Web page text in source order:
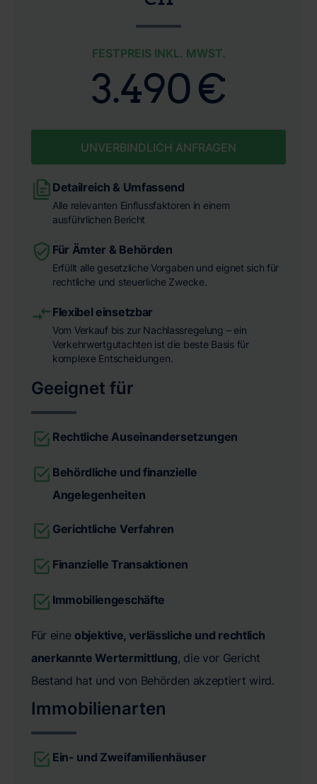
FESTPREIS INKL. MWST.
3.490 €
UNVERBINDLICH ANFRAGEN
Detailreich & Umfassend
Alle relevanten Einflussfaktoren in einem
ausführlichen Bericht
Für Ämter & Behörden
Erfüllt alle gesetzliche Vorgaben und eignet sich für
rechtliche und steuerliche Zwecke.
Flexibel einsetzbar
Vom Verkauf bis zur Nachlassregelung – ein
Verkehrwertgutachten ist die beste Basis für
komplexe Entscheidungen.
Geeignet für
Rechtliche Auseinandersetzungen
Behördliche und finanzielle
Angelegenheiten
Gerichtliche Verfahren
Finanzielle Transaktionen
Immobiliengeschäfte
Für eine objektive, verlässliche und rechtlich
anerkannte Wertermittlung, die vor Gericht
Bestand hat und von Behörden akzeptiert wird.
Immobilienarten
Ein- und Zweifamilienhäuser